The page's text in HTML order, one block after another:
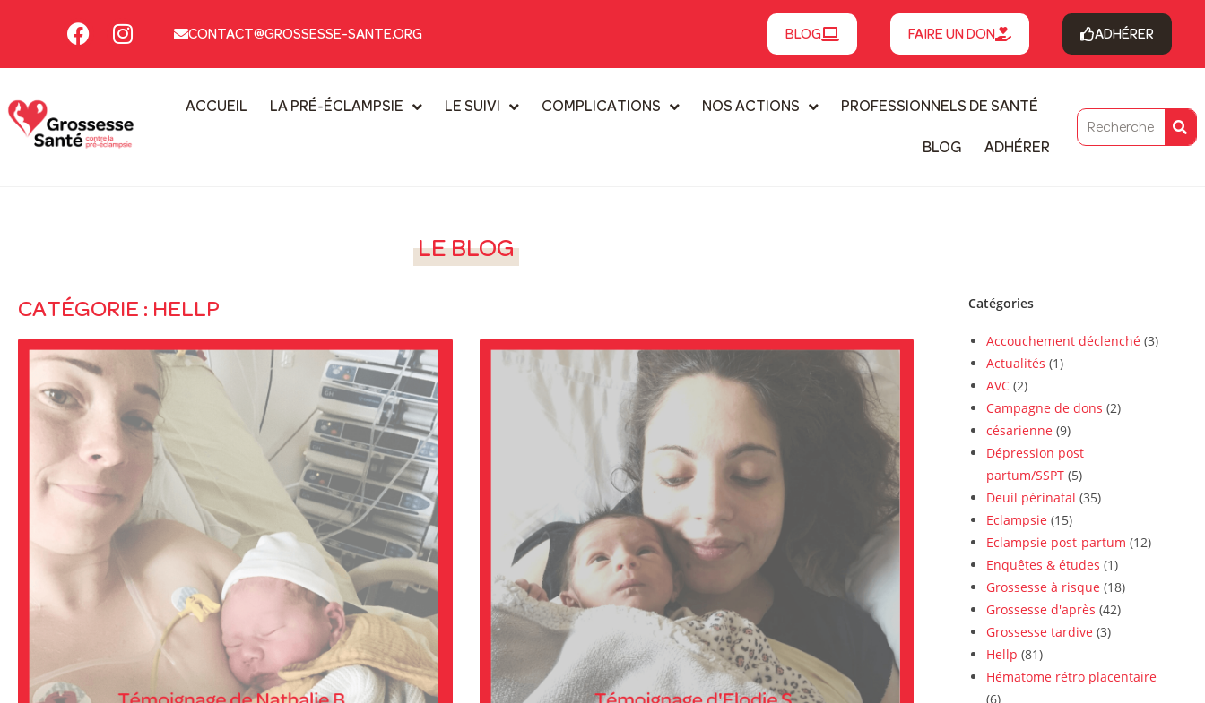
CONTACT@GROSSESSE-SANTE.ORG BLOG FAIRE UN DON ADHÉRER
ACCUEIL LA PRÉ-ÉCLAMPSIE LE SUIVI COMPLICATIONS NOS ACTIONS PROFESSIONNELS DE SANTÉ
BLOG ADHÉRER
LE BLOG
CATÉGORIE : HELLP Catégories
Accouchement déclenché (3)
Actualités (1)
AVC (2)
Campagne de dons (2)
césarienne (9)
Dépression post
partum/SSPT (5)
Deuil périnatal (35)
Eclampsie (15)
Eclampsie post-partum (12)
Enquêtes & études (1)
Grossesse à risque (18)
Grossesse d'après (42)
Grossesse tardive (3)
Hellp (81)
Hématome rétro placentaire
(6)